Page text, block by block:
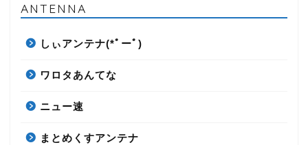
ANTENNA
しぃアンテナ(*ﾟーﾟ)
ワロタあんてな
ニュー速
まとめくすアンテナ